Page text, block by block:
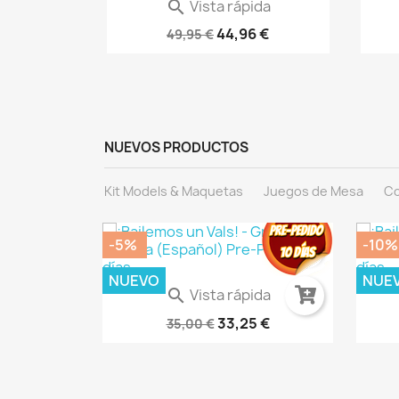
 Vista rápida
What If? Imagina (Marvel...
49,95 €44,96 €
NUEVOS PRODUCTOS
Kit Models & Maquetas Juegos de Mesa
 Vista rápida
Warhammer 40.000: Imperium...
35,00 €33,25 €
-5%
NUEVO
favorite_border
-10%